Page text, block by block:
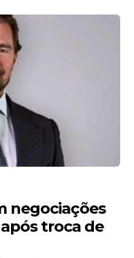
negociações
troca de